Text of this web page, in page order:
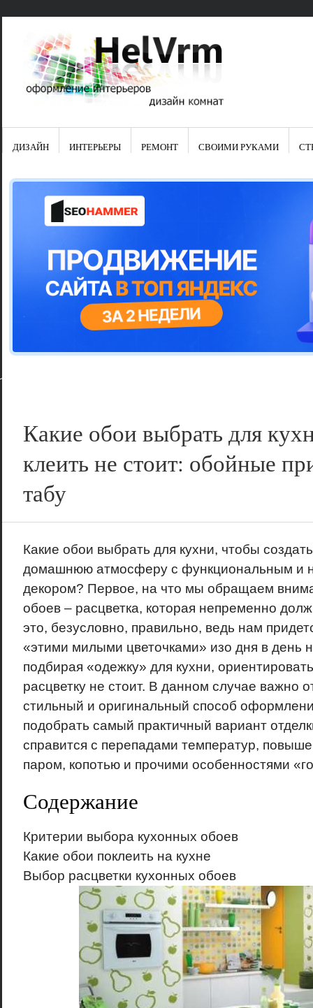
Свежие
Японские
Школа
Шьем
ДИЗАЙН ИНТЕРЬЕРЫ РЕМОНТ СВОИМИ РУКАМИ
Какие обои выбрать для
клеить не стоит: обойные
табу
Какие обои выбрать для кухни, чтобы
домашнюю атмосферу с функциональным и
декором? Первое, на что мы обращаем
обоев – расцветка, которая непременно
это, безусловно, правильно, ведь нам
«этими милыми цветочками» изо дня в день
подбирая «одежку» для кухни,
расцветку не стоит. В данном случае важно
стильный и оригинальный способ
подобрать самый практичный вариант
справится с перепадами температур,
паром, копотью и прочими особенностями
Содержание
Критерии выбора кухонных обоев
Какие обои поклеить на кухне
Выбор расцветки кухонных обоев